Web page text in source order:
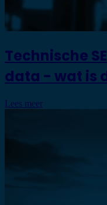
Technische
data - wat is
Lees meer